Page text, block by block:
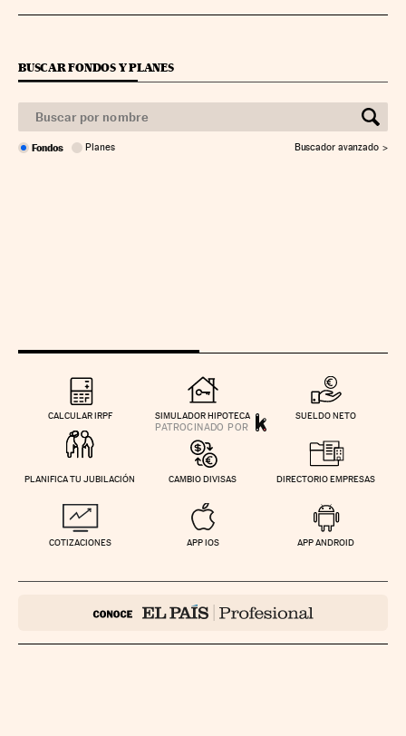
BUSCAR FONDOS Y PLANES
Fondos Planes Buscador avanzado
CALCULAR IRPF SIMULADOR HIPOTECA SUELDO NETO
PLANIFICA TU JUBILACIÓN CAMBIO DIVISAS DIRECTORIO EMPRESAS
COTIZACIONES APP IOS APP ANDROID